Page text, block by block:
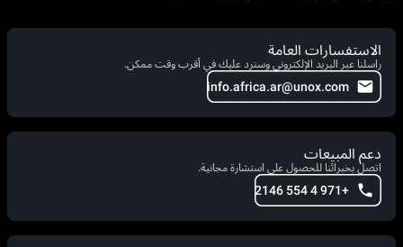
الاستفسارات العامة
راسلنا عبر البريد الإلكتروني وسنرد عليك في أقرب وقت ممكن.
info.africa.ar@unox.com
دعم المبيعات
اتصل بخبرائنا للحصول على استشارة مجانية.
+971 4 554 2146